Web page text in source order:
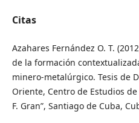
Citas
Azahares Fernández O. T.
de la formación
minero-metalúrgico. Tesis de
Oriente, Centro de Estudios
F. Gran”, Santiago de Cuba,